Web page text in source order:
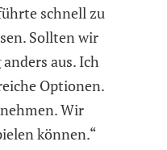
schnell zu
Sollten wir
aus. Ich
Optionen.
Wir
können.“